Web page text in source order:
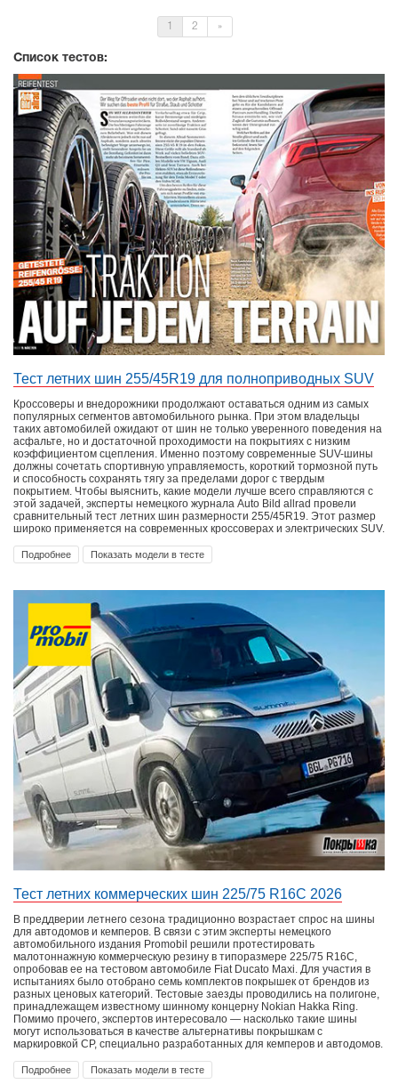
1 2 »
Список тестов:
Тест летних шин 255/45R19 для полноприводных SUV
Кроссоверы и внедорожники продолжают оставаться одним из самых
популярных сегментов автомобильного рынка. При этом владельцы
таких автомобилей ожидают от шин не только уверенного поведения на
асфальте, но и достаточной проходимости на покрытиях с низким
коэффициентом сцепления. Именно поэтому современные SUV-шины
должны сочетать спортивную управляемость, короткий тормозной путь
и способность сохранять тягу за пределами дорог с твердым
покрытием. Чтобы выяснить, какие модели лучше всего справляются с
этой задачей, эксперты немецкого журнала Auto Bild allrad провели
сравнительный тест летних шин размерности 255/45R19. Этот размер
широко применяется на современных кроссоверах и электрических SUV.
Подробнее Показать модели в тесте
Тест летних коммерческих шин 225/75 R16C 2026
В преддверии летнего сезона традиционно возрастает спрос на шины
для автодомов и кемперов. В связи с этим эксперты немецкого
автомобильного издания Promobil решили протестировать
малотоннажную коммерческую резину в типоразмере 225/75 R16C,
опробовав ее на тестовом автомобиле Fiat Ducato Maxi. Для участия в
испытаниях было отобрано семь комплектов покрышек от брендов из
разных ценовых категорий. Тестовые заезды проводились на полигоне,
принадлежащем известному шинному концерну Nokian Hakka Ring.
Помимо прочего, экспертов интересовало — насколько такие шины
могут использоваться в качестве альтернативы покрышкам с
маркировкой СР, специально разработанных для кемперов и автодомов.
Подробнее Показать модели в тесте